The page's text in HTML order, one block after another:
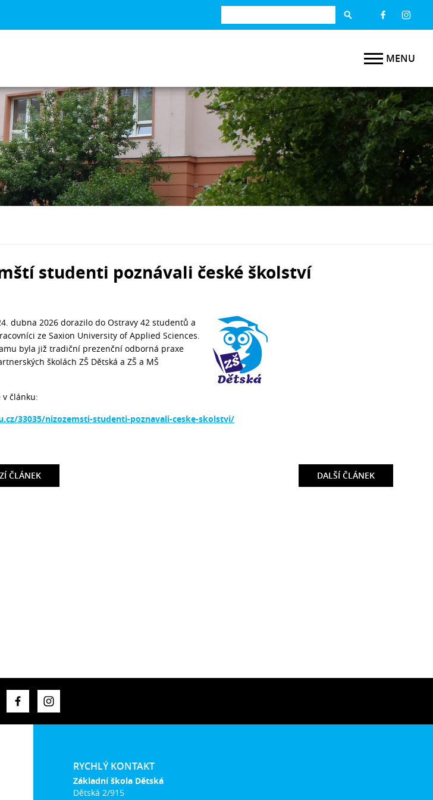
studenti poznávali české školství
dubna 2026 dorazilo do Ostravy 42 studentů a
ze Saxion University of Applied Sciences.
byla již tradiční prezenční odborná praxe
školách ZŠ Dětská a ZŠ a MŠ
v článku:
33035/nizozemsti-studenti-poznavali-ceske-skolstvi/
DALŠÍČLÁNEK
ČLÁNEK
RYCHLÝ KONTAKT
Základní škola Dětská
Dětská 2/915